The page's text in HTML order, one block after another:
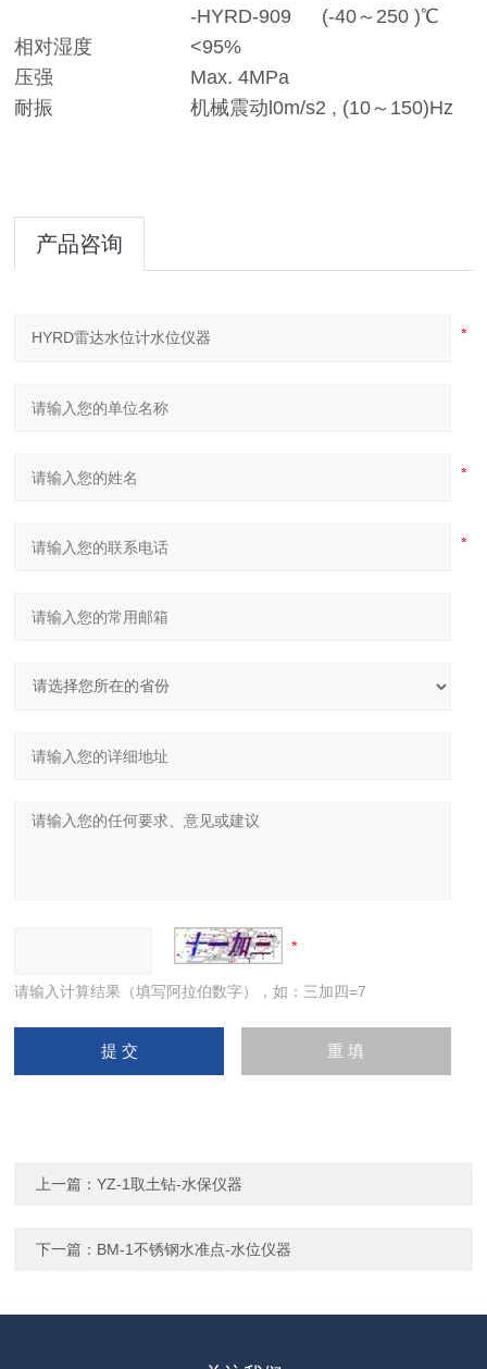
-HYRD-909
(-40～250 )℃
相对湿度
<95%
压强
Max. 4MPa
耐振
机械震动l0m/s2 , (10～150)Hz
产品咨询
请输入计算结果（填写阿拉伯数字），如：三加四=7
上一篇：YZ-1取土钻-水保仪器
下一篇： BM-1不锈钢水准点-水位仪器